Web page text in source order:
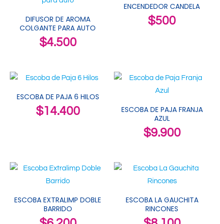
DIFUSOR DE AROMA
COLGANTE PARA AUTO
$4.500
ENCENDEDOR CANDELA
$500
ESCOBA DE PAJA 6 HILOS
$14.400
ESCOBA DE PAJA FRANJA
AZUL
$9.900
ESCOBA EXTRALIMP DOBLE
BARRIDO
ESCOBA LA GAUCHITA
RINCONES